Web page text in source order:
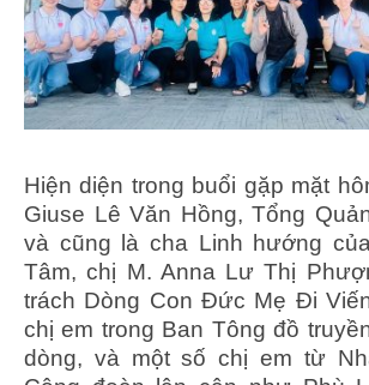
Hiện diện trong buổi gặp mặt
Giuse Lê Văn Hồng, Tổng
và cũng là cha Linh hướng
Tâm, chị M. Anna Lư Thị
trách Dòng Con Đức Mẹ Đi
chị em trong Ban Tông đồ
dòng, và một số chị em từ